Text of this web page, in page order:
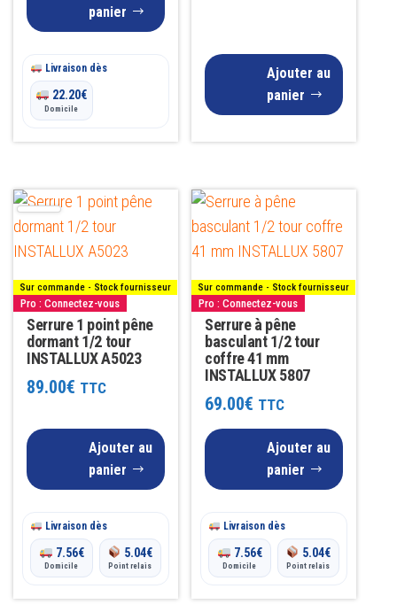
panier
Livraison dès
22.20€
Domicile
Ajouter au
panier
Sur commande - Stock fournisseur
Pro : Connectez-vous
Serrure 1 point pêne
dormant 1/2 tour
INSTALLUX A5023
89.00€ TTC
Ajouter au
panier
Livraison dès
7.56€
Domicile
5.04€
Point relais
Sur commande - Stock fournisseur
Pro : Connectez-vous
Serrure à pêne
basculant 1/2 tour
coffre 41 mm
INSTALLUX 5807
69.00€ TTC
Ajouter au
panier
Livraison dès
7.56€
Domicile
5.04€
Point relais